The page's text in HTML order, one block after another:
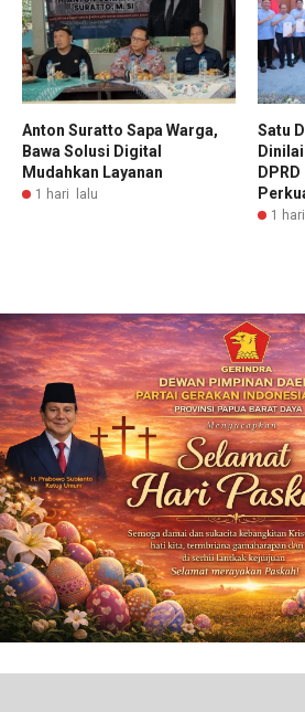
Anton Suratto Sapa Warga,
Bawa Solusi Digital
Mudahkan Layanan
1 hari lalu
Satu
1